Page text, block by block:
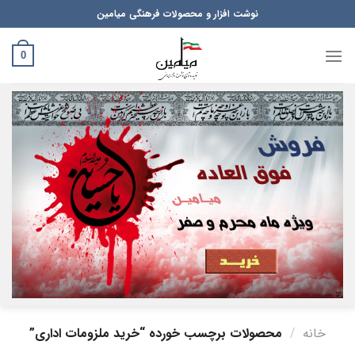
to
content
نوشت افزار و محصولات فرهنگی میامین
0
خانه / محصولات برچسب خورده “خرید ملزومات اداری”